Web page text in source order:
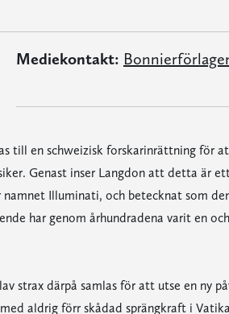
Mediekontakt:
till en schweizisk forskarinrättning för
Genast inser Langdon att detta är
Illuminati, och betecknat som
har genom århundradena varit en
strax därpå samlas för att utse en ny
aldrig förr skådad sprängkraft i